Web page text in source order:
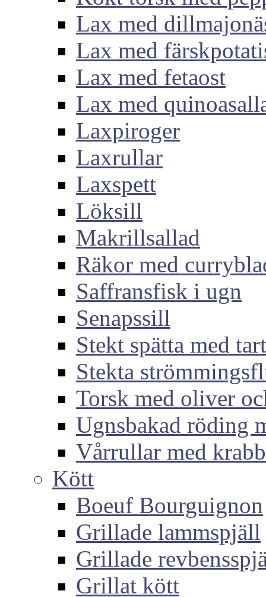
Lax med
Lax med
Lax med fetaost
Lax med
Laxpiroger
Laxrullar
Laxspett
Löksill
Makrillsallad
Räkor med
Saffransfisk i ugn
Senapssill
Stekt spätta med
Stekta
Torsk med oliver
Ugnsbakad röding
Vårrullar med
Kött
Boeuf Bourguignon
Grillade lammspjäll
Grillade
Grillat kött